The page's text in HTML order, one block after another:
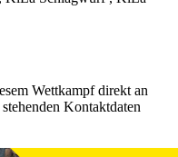
Wettkampf direkt an
Kontaktdaten